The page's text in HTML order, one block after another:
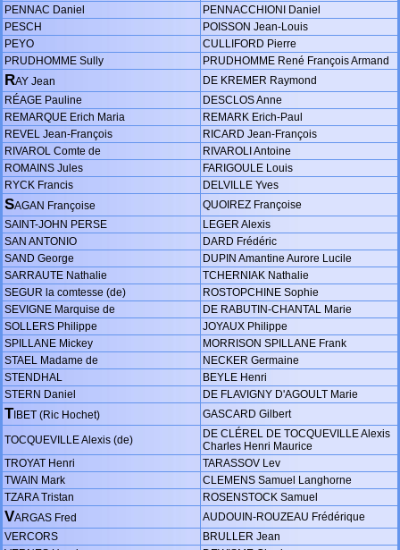
PENNAC Daniel
PENNACCHIONI Daniel
PESCH
POISSON Jean-Louis
PEYO
CULLIFORD Pierre
PRUDHOMME Sully
PRUDHOMME René François Armand
RAY Jean
DE KREMER Raymond
RÉAGE Pauline
DESCLOS Anne
REMARQUE Erich Maria
REMARK Erich-Paul
REVEL Jean-François
RICARD Jean-François
RIVAROL Comte de
RIVAROLI Antoine
ROMAINS Jules
FARIGOULE Louis
RYCK Francis
DELVILLE Yves
SAGAN Françoise
QUOIREZ Françoise
SAINT-JOHN PERSE
LEGER Alexis
SAN ANTONIO
DARD Frédéric
SAND George
DUPIN Amantine Aurore Lucile
SARRAUTE Nathalie
TCHERNIAK Nathalie
SEGUR la comtesse (de)
ROSTOPCHINE Sophie
SEVIGNE Marquise de
DE RABUTIN-CHANTAL Marie
SOLLERS Philippe
JOYAUX Philippe
SPILLANE Mickey
MORRISON SPILLANE Frank
STAEL Madame de
NECKER Germaine
STENDHAL
BEYLE Henri
STERN Daniel
DE FLAVIGNY D'AGOULT Marie
T IBET (Ric Hochet) GASCARD Gilbert
TOCQUEVILLE Alexis (de)
DE CLÉREL DE TOCQUEVILLE Alexis
Charles Henri Maurice
TROYAT Henri
TARASSOV Lev
TWAIN Mark
CLEMENS Samuel Langhorne
TZARA Tristan
ROSENSTOCK Samuel
VARGAS Fred
AUDOUIN-ROUZEAU Frédérique
VERCORS
BRULLER Jean